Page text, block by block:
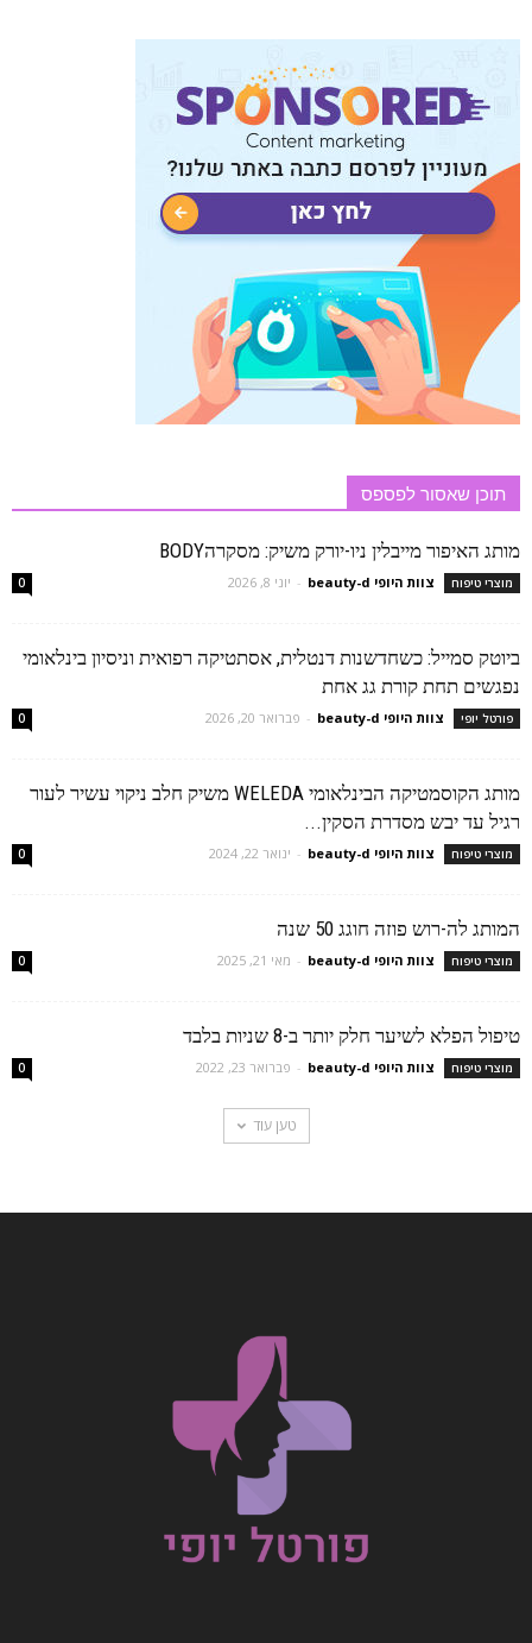
תוכן שאסור לפספס
מותג האיפור מייבלין ניו-יורק משיק: מסקרהBODY
מוצרי טיפוח צוות היופי beauty-d - יוני 8, 2026 0
ביוטק סמייל: כשחדשנות דנטלית, אסתטיקה רפואית וניסיון בינלאומי
נפגשים תחת קורת גג אחת
פורטל יופי צוות היופי beauty-d - פברואר 20, 2026 0
מותג הקוסמטיקה הבינלאומי WELEDA משיק חלב ניקוי עשיר לעור
רגיל עד יבש מסדרת הסקין...
מוצרי טיפוח צוות היופי beauty-d - ינואר 22, 2024 0
המותג לה-רוש פוזה חוגג 50 שנה
מוצרי טיפוח צוות היופי beauty-d - מאי 21, 2025 0
טיפול הפלא לשיער חלק יותר ב-8 שניות בלבד
מוצרי טיפוח צוות היופי beauty-d - פברואר 23, 2022 0
טען עוד